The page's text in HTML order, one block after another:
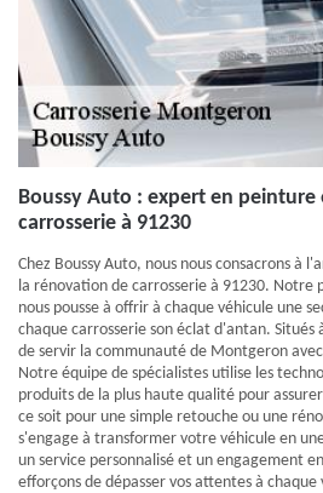
Boussy Auto : expert en
carrosserie à 91230
Chez Boussy Auto, nous nous consacrons à
la rénovation de carrosserie à 91230. Notre
nous pousse à offrir à chaque véhicule une
chaque carrosserie son éclat d'antan. Situés
de servir la communauté de Montgeron
Notre équipe de spécialistes utilise les
produits de la plus haute qualité pour
ce soit pour une simple retouche ou une
s'engage à transformer votre véhicule en
un service personnalisé et un engagement
efforçons de dépasser vos attentes à chaque